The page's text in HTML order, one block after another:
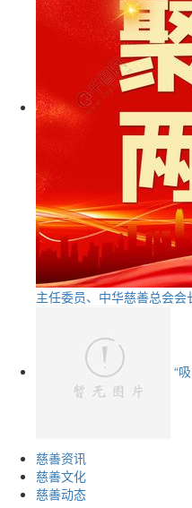
主任委员、中华慈善总会
慈善资讯
慈善文化
慈善动态